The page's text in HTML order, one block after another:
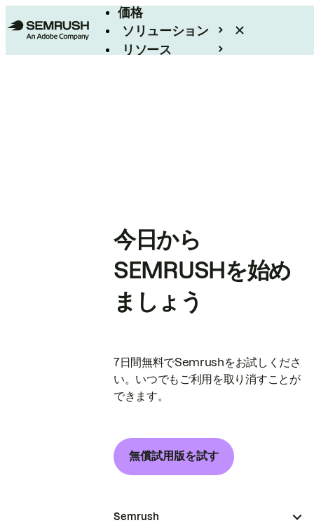
価格
ソリューション
リソース
今日から
SEMRUSHを始め
ましょう
7日間無料でSemrushをお試しくださ
い。いつでもご利用を取り消すことが
できます。
無償試用版を試す
Semrush